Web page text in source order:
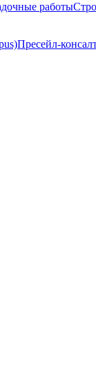
работы
Пресейл-